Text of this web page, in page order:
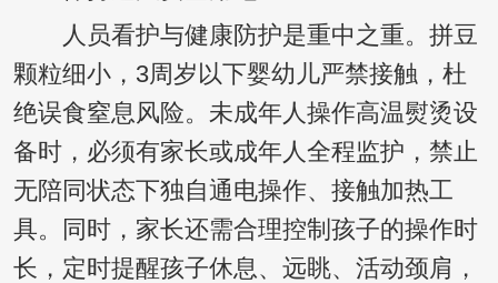
人员看护与健康防护是重中之重。拼豆
颗粒细小，3周岁以下婴幼儿严禁接触，杜
绝误食窒息风险。未成年人操作高温熨烫设
备时，必须有家长或成年人全程监护，禁止
无陪同状态下独自通电操作、接触加热工
具。同时，家长还需合理控制孩子的操作时
长，定时提醒孩子休息、远眺、活动颈肩，